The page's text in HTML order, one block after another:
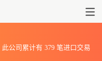
此公司累计有 379笔进口交易